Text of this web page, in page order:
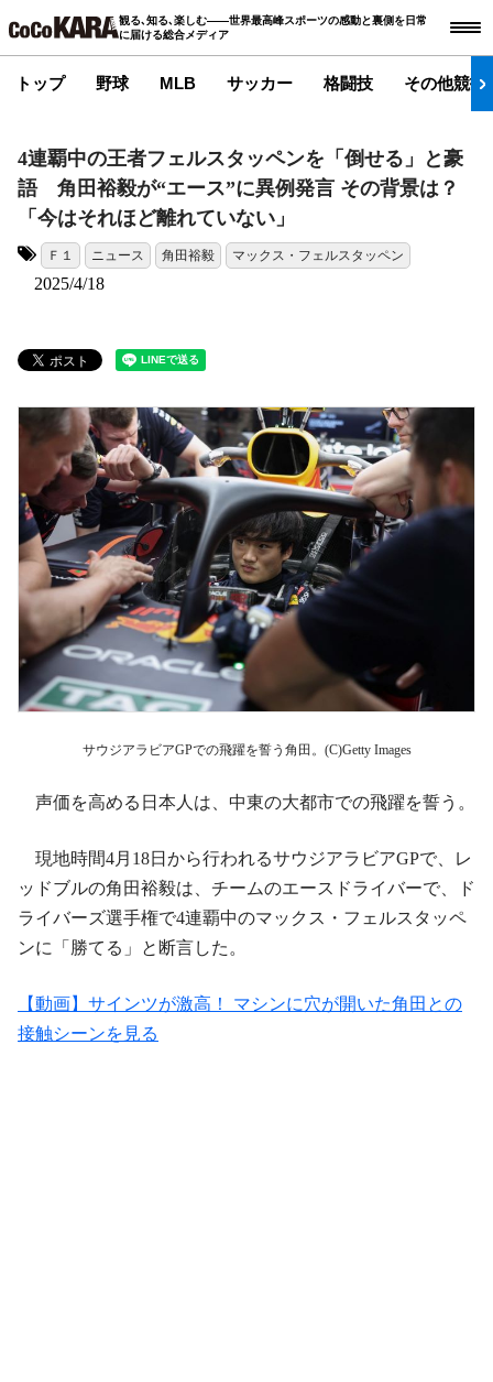
観る､知る､楽しむ――世界最高峰スポーツの感動と裏側を日常
に届ける総合メディア
トップ 野球 MLB サッカー 格闘技 その他競技
4連覇中の王者フェルスタッペンを「倒せる」と豪
語 角田裕毅が“エース”に異例発言 その背景は？
「今はそれほど離れていない」
Ｆ１ ニュース 角田裕毅 マックス・フェルスタッペン
2025/4/18
サウジアラビアGPでの飛躍を誓う角田。(C)Getty Images
声価を高める日本人は、中東の大都市での飛躍を誓う。
現地時間4月18日から行われるサウジアラビアGPで、レ
ッドブルの角田裕毅は、チームのエースドライバーで、ド
ライバーズ選手権で4連覇中のマックス・フェルスタッペ
ンに「勝てる」と断言した。
【動画】サインツが激高！ マシンに穴が開いた角田との
接触シーンを見る